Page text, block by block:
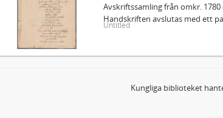
Avskriftssamling från omkr.
Handskriften avslutas med ett
Untitled
Kungliga biblioteket